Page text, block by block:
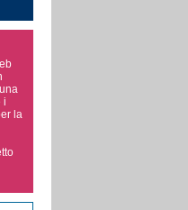
i
la